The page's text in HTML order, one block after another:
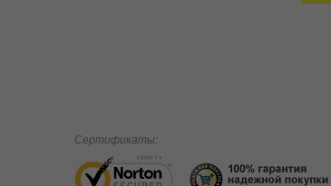
Сертификаты: